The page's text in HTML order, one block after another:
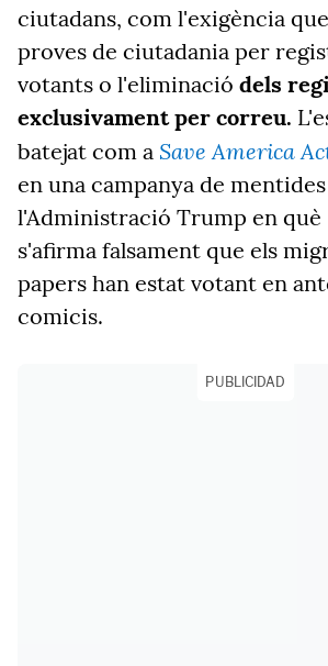
ciutadans, com l'exigència
proves de ciutadania per
votants o l'eliminació dels
exclusivament per correu.
batejat com a Save America A
en una campanya de
l'Administració Trump en què
s'afirma falsament que els
papers han estat votant en
comicis.
PUBLICIDAD